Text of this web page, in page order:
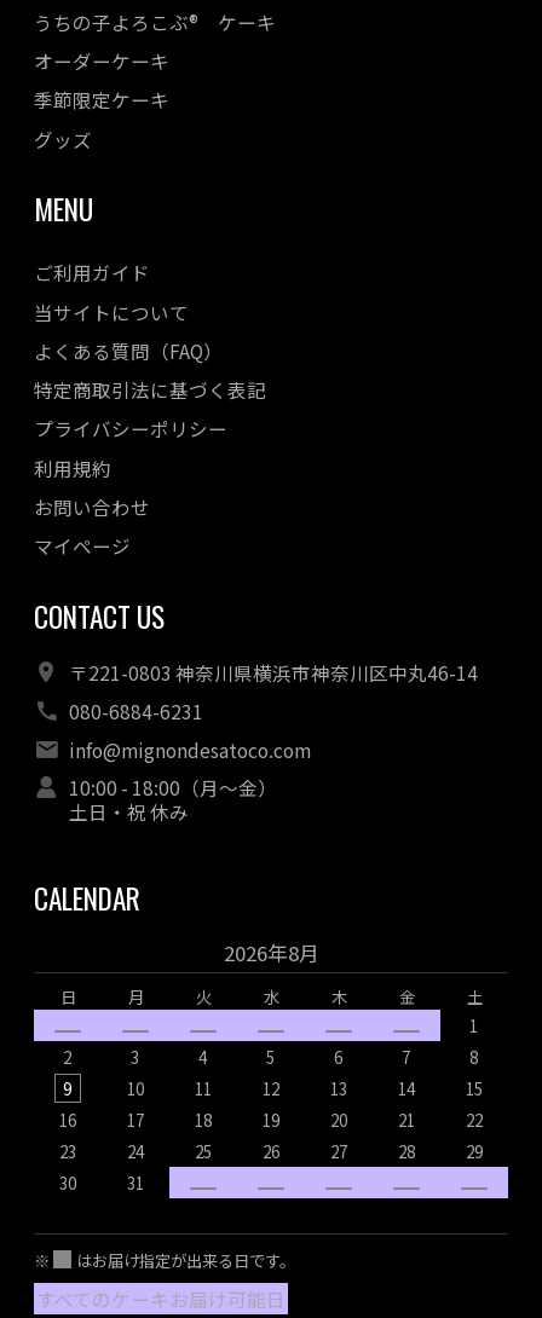
うちの子よろこぶ® ケーキ
オーダーケーキ
季節限定ケーキ
グッズ
MENU
ご利用ガイド
当サイトについて
よくある質問（FAQ）
特定商取引法に基づく表記
プライバシーポリシー
利用規約
お問い合わせ
マイページ
CONTACT US
〒221-0803 神奈川県横浜市神奈川区中丸46-14
080-6884-6231
info@mignondesatoco.com
10:00 - 18:00（月～金）
土日・祝 休み
CALENDAR
2026年8月
日 月 火 水 木 金
土
1
2
3 4 5 6 7
8
9
10 11 12 13 14
15
16
17 18 19 20 21
22
23
24 25 26 27 28
29
30
31
※ はお届け指定が出来る日です。
すべてのケーキお届け可能日